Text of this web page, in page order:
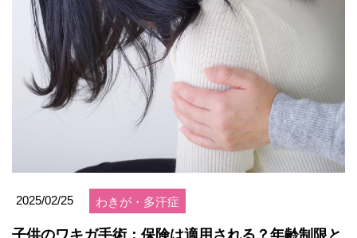
2025/02/25 わきが・多汗症
子供のワキガ手術：保険は適用される？年齢制限と